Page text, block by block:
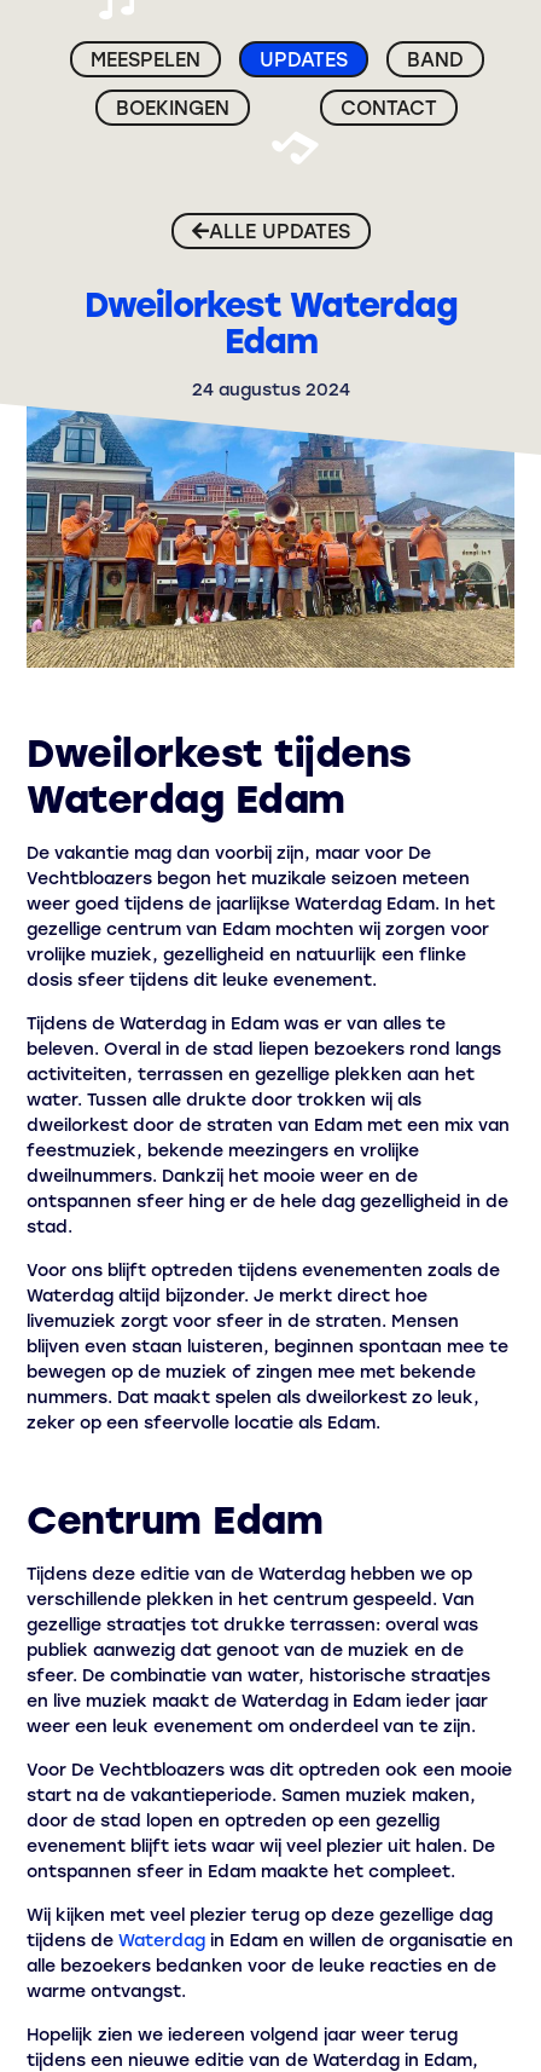
CONTACT
BOEKINGEN
UPDATES
MEESPELEN BAND
ALLE UPDATES
Dweilorkest Waterdag
Edam
24 augustus 2024
Dweilorkest tijdens
Waterdag Edam
De vakantie mag dan voorbij zijn, maar voor De
Vechtbloazers begon het muzikale seizoen meteen
weer goed tijdens de jaarlijkse Waterdag Edam. In het
gezellige centrum van Edam mochten wij zorgen voor
vrolijke muziek, gezelligheid en natuurlijk een flinke
dosis sfeer tijdens dit leuke evenement.
Tijdens de Waterdag in Edam was er van alles te
beleven. Overal in de stad liepen bezoekers rond langs
activiteiten, terrassen en gezellige plekken aan het
water. Tussen alle drukte door trokken wij als
dweilorkest door de straten van Edam met een mix van
feestmuziek, bekende meezingers en vrolijke
dweilnummers. Dankzij het mooie weer en de
ontspannen sfeer hing er de hele dag gezelligheid in de
stad.
Voor ons blijft optreden tijdens evenementen zoals de
Waterdag altijd bijzonder. Je merkt direct hoe
livemuziek zorgt voor sfeer in de straten. Mensen
blijven even staan luisteren, beginnen spontaan mee te
bewegen op de muziek of zingen mee met bekende
nummers. Dat maakt spelen als dweilorkest zo leuk,
zeker op een sfeervolle locatie als Edam.
Centrum Edam
Tijdens deze editie van de Waterdag hebben we op
verschillende plekken in het centrum gespeeld. Van
gezellige straatjes tot drukke terrassen: overal was
publiek aanwezig dat genoot van de muziek en de
sfeer. De combinatie van water, historische straatjes
en live muziek maakt de Waterdag in Edam ieder jaar
weer een leuk evenement om onderdeel van te zijn.
Voor De Vechtbloazers was dit optreden ook een mooie
start na de vakantieperiode. Samen muziek maken,
door de stad lopen en optreden op een gezellig
evenement blijft iets waar wij veel plezier uit halen. De
ontspannen sfeer in Edam maakte het compleet.
Wij kijken met veel plezier terug op deze gezellige dag
tijdens deWaterdag in Edam en willen de organisatie en
alle bezoekers bedanken voor de leuke reacties en de
warme ontvangst.
Hopelijk zien we iedereen volgend jaar weer terug
tijdens een nieuwe editie van de Waterdag in Edam,